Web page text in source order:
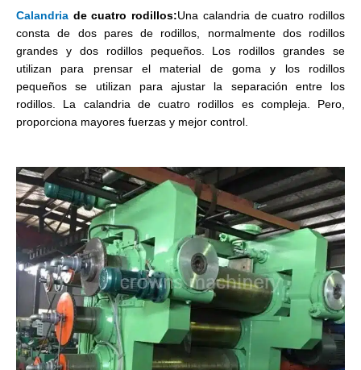
Calandria de cuatro rodillos:Una calandria de cuatro rodillos
consta de dos pares de rodillos, normalmente dos rodillos
grandes y dos rodillos pequeños. Los rodillos grandes se
utilizan para prensar el material de goma y los rodillos
pequeños se utilizan para ajustar la separación entre los
rodillos. La calandria de cuatro rodillos es compleja. Pero,
proporciona mayores fuerzas y mejor control.